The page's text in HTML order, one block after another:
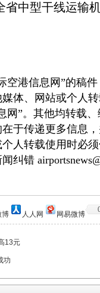
省中型干线运输
港信息网”的稿件
体、网站或个人
网”。其他均转载
于传递更多信息
人转载使用时必
纠错
博 人人网 网易微博
13元
功